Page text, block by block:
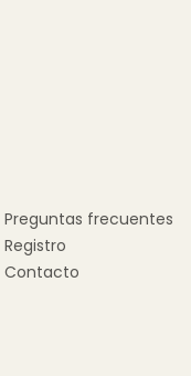
Preguntas frecuentes
Registro
Contacto